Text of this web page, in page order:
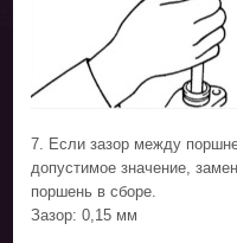
7. Если зазор между
допустимое значение,
поршень в сборе.
Зазор: 0,15 мм